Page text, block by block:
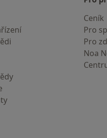
Ceník
Pro
Pro
Noa